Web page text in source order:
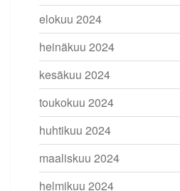
elokuu 2024
heinäkuu 2024
kesäkuu 2024
toukokuu 2024
huhtikuu 2024
maaliskuu 2024
helmikuu 2024